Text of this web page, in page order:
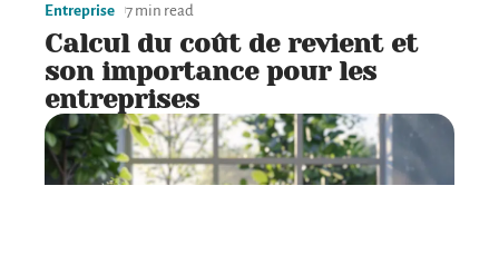
Entreprise 7 min read
Calcul du coût de revient et
son importance pour les
entreprises